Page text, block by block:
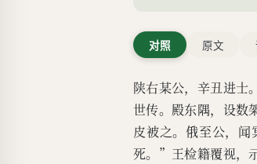
对照 原文
陕右某公，辛丑进士
世传。殿东隅，设数
皮被之。俄至公，
死。”王检籍覆视，